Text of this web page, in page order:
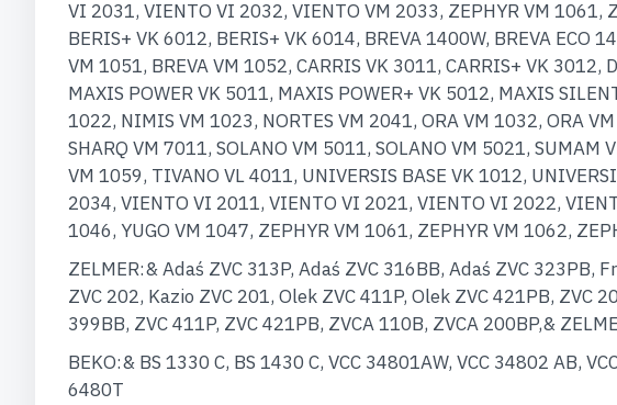
VI 2031, VIENTO VI 2032, VIENTO VM 2033, ZEPHYR VM 1061,
BERIS+ VK 6012, BERIS+ VK 6014, BREVA 1400W, BREVA ECO
VM 1051, BREVA VM 1052, CARRIS VK 3011, CARRIS+ VK
MAXIS POWER VK 5011, MAXIS POWER+ VK 5012, MAXIS
1022, NIMIS VM 1023, NORTES VM 2041, ORA VM 1032, ORA
SHARQ VM 7011, SOLANO VM 5011, SOLANO VM 5021,
VM 1059, TIVANO VL 4011, UNIVERSIS BASE VK 1012,
2034, VIENTO VI 2011, VIENTO VI 2021, VIENTO VI 2022,
1046, YUGO VM 1047, ZEPHYR VM 1061, ZEPHYR VM 1062,
ZELMER:& Adaś ZVC 313P, Adaś ZVC 316BB, Adaś ZVC 323PB,
ZVC 202, Kazio ZVC 201, Olek ZVC 411P, Olek ZVC 421PB, ZVC
399BB, ZVC 411P, ZVC 421PB, ZVCA 110B, ZVCA 200BP,&
BEKO:& BS 1330 C, BS 1430 C, VCC 34801AW, VCC 34802 AB,
6480T